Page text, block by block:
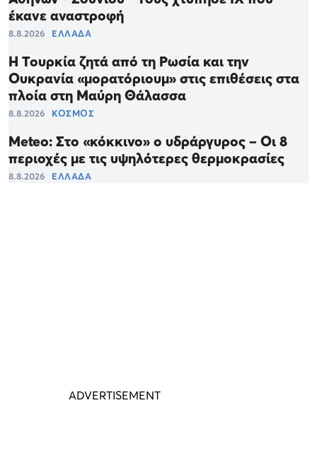
έκανε αναστροφή
8.8.2026 ΕΛΛΑΔΑ
Η Τουρκία ζητά από τη Ρωσία και την
Ουκρανία «μορατόριουμ» στις επιθέσεις στα
πλοία στη Μαύρη Θάλασσα
8.8.2026 ΚΟΣΜΟΣ
Meteo: Στο «κόκκινο» ο υδράργυρος – Οι 8
περιοχές με τις υψηλότερες θερμοκρασίες
8.8.2026 ΕΛΛΑΔΑ